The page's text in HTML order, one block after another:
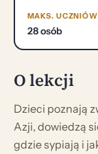
MAKS. UCZNIÓW
28 osób
O lekcji
Dzieci poznają
Azji, dowiedzą
gdzie sypiają i